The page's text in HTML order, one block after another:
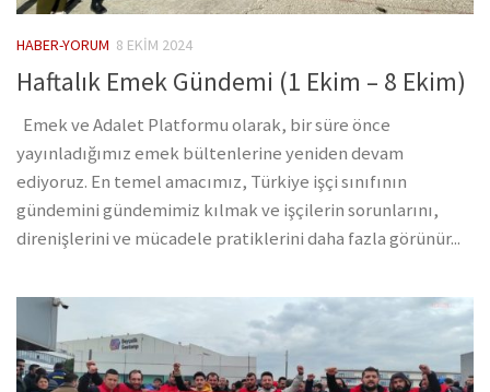
HABER-YORUM 8 EKIM 2024
Haftalık Emek Gündemi (1 Ekim – 8 Ekim)
Emek ve Adalet Platformu olarak, bir süre önce
yayınladığımız emek bültenlerine yeniden devam
ediyoruz. En temel amacımız, Türkiye işçi sınıfının
gündemini gündemimiz kılmak ve işçilerin sorunlarını,
direnişlerini ve mücadele pratiklerini daha fazla görünür...